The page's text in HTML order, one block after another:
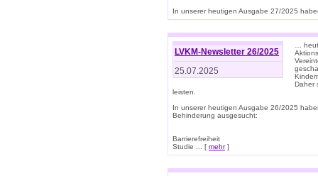
In unserer heutigen Ausgabe 27/2025
LVKM-Newsletter 26/2025
25.07.2025
…
Daher
leisten.
In unserer heutigen Ausgabe 26/2025
Behinderung ausgesucht:
Barrierefreiheit
Studie ... [ mehr]